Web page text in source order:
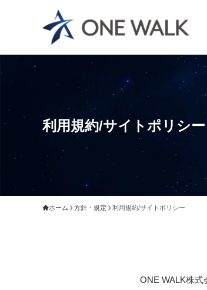
利用規約/サイトポリシー
ホーム 方針・規定 利用規約/サイトポリシー
ONE WALK株式